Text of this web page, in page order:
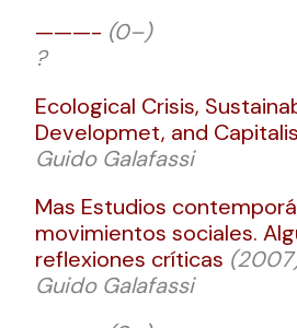
———- (0–)
?
Ecological Crisis,
Developmet, and
Guido Galafassi
Mas Estudios
movimientos sociales.
reflexiones críticas
Guido Galafassi